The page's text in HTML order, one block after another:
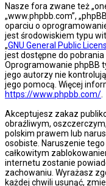
Nasze fora zwane też
„www.phpbb.com”,
oparciu o
jest środowiskiem typu
„GNU General Public
jest dostępne do
Oprogramowanie phpBB
jego autorzy nie
jego pomocą. Więcej
https://www.phpbb.com/
Akceptujesz zakaz
obraźliwym,
polskim prawem lub
osobiste. Naruszenie
całkowitym
internetu zostanie
zachowaniu. Wyrażasz
każdej chwili usunąć,